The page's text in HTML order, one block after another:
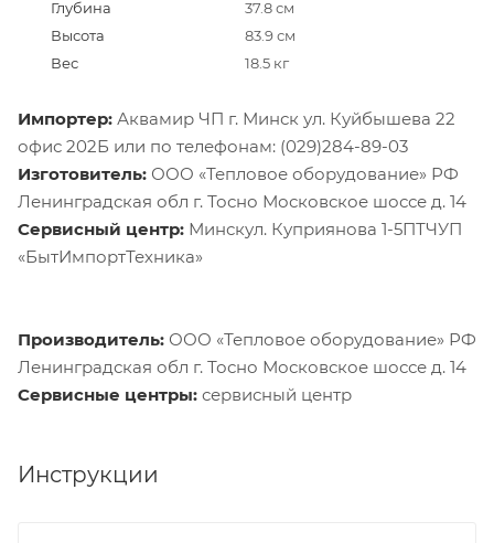
Глубина
37.8 см
Высота
83.9 см
Вес
18.5 кг
Импортер: Аквамир ЧП г. Минск ул. Куйбышева 22
офис 202Б или по телефонам: (029)284-89-03
Изготовитель: ООО «Тепловое оборудование» РФ
Ленинградская обл г. Тосно Московское шоссе д. 14
Сервисный центр: Минскул. Куприянова 1-5ПТЧУП
«БытИмпортТехника»
Производитель: ООО «Тепловое оборудование» РФ
Ленинградская обл г. Тосно Московское шоссе д. 14
Сервисные центры: сервисный центр
Инструкции